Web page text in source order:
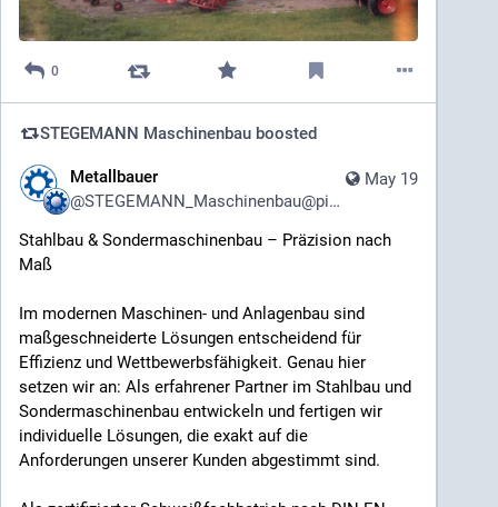
Bereits in dieser Zeit entstand außerdem eine kleine
Serienfertigung für Kunden im Münsterland. Auf dem
Bild gut zu erkennen sind die von uns gefertigten
verzinkte Bauteile und Futtertröge – Produkte, die
damals auf vielen Höfen der Region eingesetzt
wurden.
Zur gleichen Zeit waren wir Deutz-Vertragshändler.
Drei Deutz-Traktoren stehen vor dem Wohnhaus und
wider. Vor dem Büro parkt der Mercedes-Benz W114
des Firmengründers – ein Fahrzeug, das wie kaum ein
anderes für den Unternehmergeist und die
Aufbruchsstimmung dieser Zeit steht.
Im Vordergrund des Bildes sind
Bodenbearbeitungsgeräte und Grünlandtechnik zu
und Niemeyer gehörten damals zu unserem Sortiment
0
STEGEMANN Maschinenbau boosted
May 19
Metallbauer
@STEGEMANN_Maschinenbau@pixhub.social
Stahlbau & Sondermaschinenbau – Präzision nach
Maß
Im modernen Maschinen- und Anlagenbau sind
maßgeschneiderte Lösungen entscheidend für
Effizienz und Wettbewerbsfähigkeit. Genau hier
setzen wir an: Als erfahrener Partner im Stahlbau und
Sondermaschinenbau entwickeln und fertigen wir
individuelle Lösungen, die exakt auf die
Anforderungen unserer Kunden abgestimmt sind.